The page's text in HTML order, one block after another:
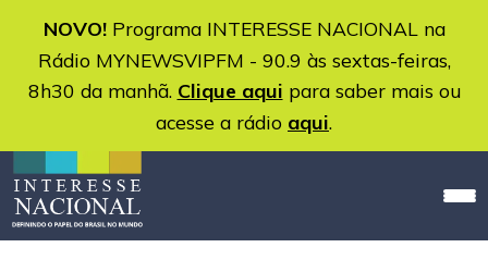
NOVO!Programa INTERESSE NACIONAL na
Rádio MYNEWSVIPFM - 90.9 às sextas-feiras,
8h30 da manhã. Clique aqui para saber mais ou
acesse a rádio aqui.